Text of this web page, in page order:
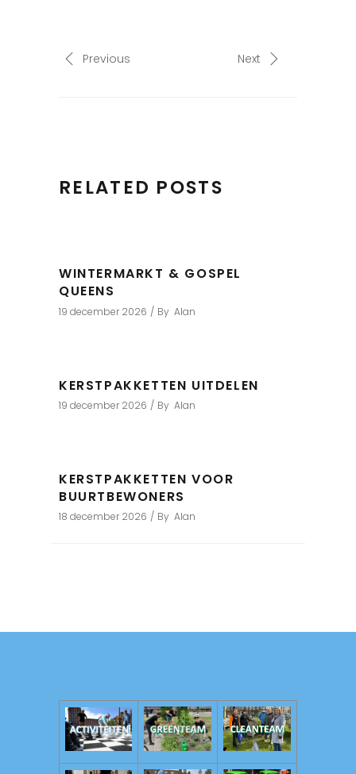
Previous Next
RELATED POSTS
WINTERMARKT & GOSPEL
QUEENS
19 december 2026 By Alan
KERSTPAKKETTEN UITDELEN
19 december 2026 By Alan
KERSTPAKKETTEN VOOR
BUURTBEWONERS
18 december 2026 By Alan